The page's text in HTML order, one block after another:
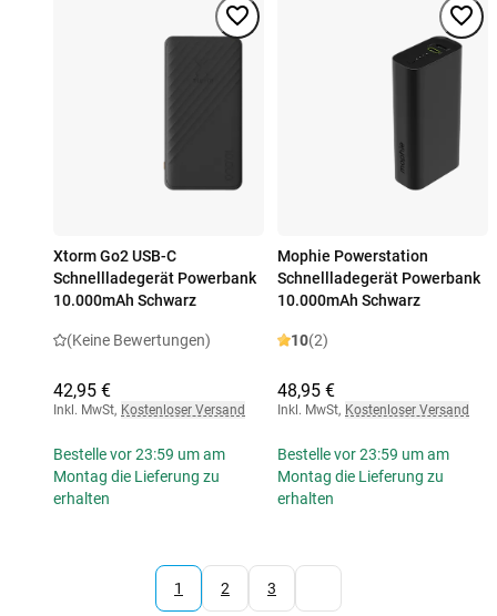
Xtorm Go2 USB-C
Schnellladegerät Powerbank
10.000mAh Schwarz
(Keine Bewertungen)
42,95 €
Inkl. MwSt, Kostenloser Versand
Bestelle vor 23:59 um am
Montag die Lieferung zu
erhalten
Mophie Powerstation
Schnellladegerät Powerbank
10.000mAh Schwarz
10(2)
48,95 €
Inkl. MwSt, Kostenloser Versand
Bestelle vor 23:59 um am
Montag die Lieferung zu
erhalten
1 2 3